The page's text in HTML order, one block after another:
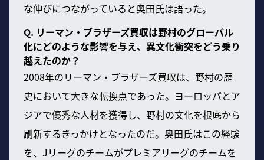
な伸びにつながっていると奥田氏は語った。
Q. リーマン・ブラザーズ買収は野村のグローバル
化にどのような影響を与え、異文化衝突をどう乗り
越えたのか？
2008年のリーマン・ブラザーズ買収は、野村の歴
史において大きな転換点であった。ヨーロッパとア
ジアで優秀な人材を獲得し、野村の文化を根底から
刷新するきっかけとなったのだ。奥田氏はこの経験
を、Jリーグのチームがプレミアリーグのチームを